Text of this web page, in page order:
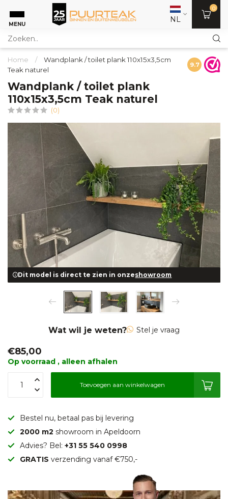
MENU NL
0
Home /
Wandplank / toilet plank 110x15x3,5cm
Teak naturel
9.7
Wandplank / toilet plank
110x15x3,5cm Teak naturel
(0)
Dit model is direct te zien in onzeshowroom
Wat wil je weten? Stel je vraag
€85,00
Op voorraad , alleen afhalen
Toevoegen aan winkelwagen
Bestel nu, betaal pas bij levering
2000 m2 showroom in Apeldoorn
Advies? Bel: +31 55 540 0998
GRATIS verzending vanaf €750,-